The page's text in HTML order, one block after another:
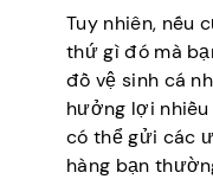
Tuy nhiên, nếu
thứ gì đó mà
đồ vệ sinh cá
hưởng lợi
có thể gửi các
hàng bạn